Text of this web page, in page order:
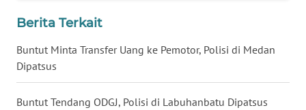
Berita Terkait
Buntut Minta Transfer Uang ke Pemotor, Polisi di Medan
Dipatsus
Buntut Tendang ODGJ, Polisi di Labuhanbatu Dipatsus
WN
KALTARA
WN